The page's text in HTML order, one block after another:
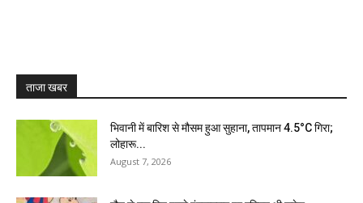
ताजा खबर
भिवानी में बारिश से मौसम हुआ सुहाना, तापमान 4.5°C गिरा;
लोहारू...
August 7, 2026